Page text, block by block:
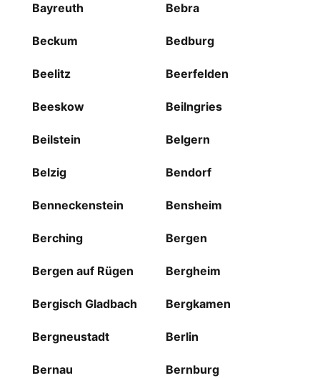
Bayreuth Bebra
Beckum Bedburg
Beelitz Beerfelden
Beeskow Beilngries
Beilstein Belgern
Belzig Bendorf
Benneckenstein Bensheim
Berching Bergen
Bergen auf Rügen Bergheim
Bergisch Gladbach Bergkamen
Bergneustadt Berlin
Bernau Bernburg